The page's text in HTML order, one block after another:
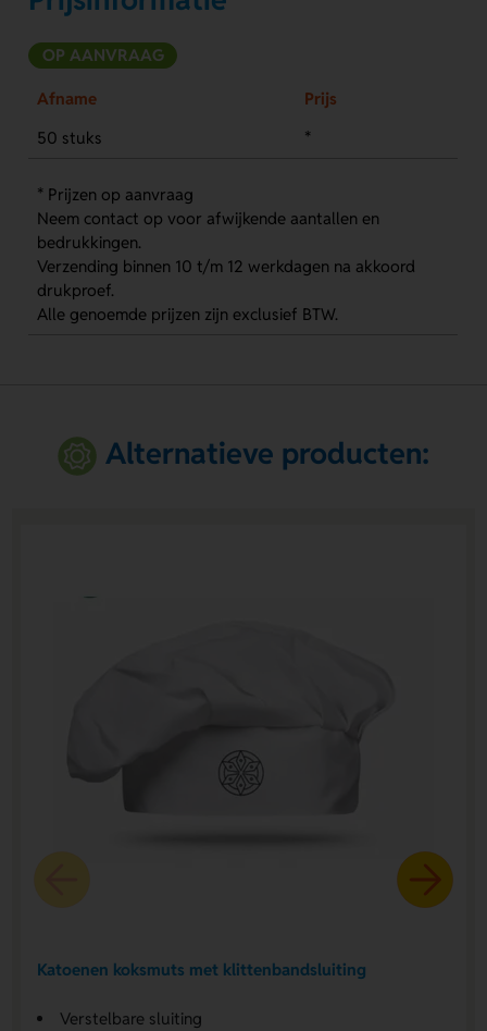
OP AANVRAAG
Afname
Prijs
50 stuks
*
* Prijzen op aanvraag
Neem contact op voor afwijkende aantallen en
bedrukkingen.
Verzending binnen 10 t/m 12 werkdagen na akkoord
drukproef.
Alle genoemde prijzen zijn exclusief BTW.
Alternatieve producten:
Katoenen koksmuts met klittenbandsluiting
Verstelbare sluiting